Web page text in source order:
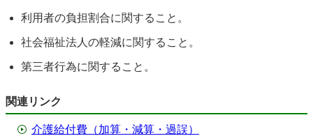
利用者の負担割合に関すること。
社会福祉法人の軽減に関すること。
第三者行為に関すること。
関連リンク
介護給付費（加算・減算・過誤）